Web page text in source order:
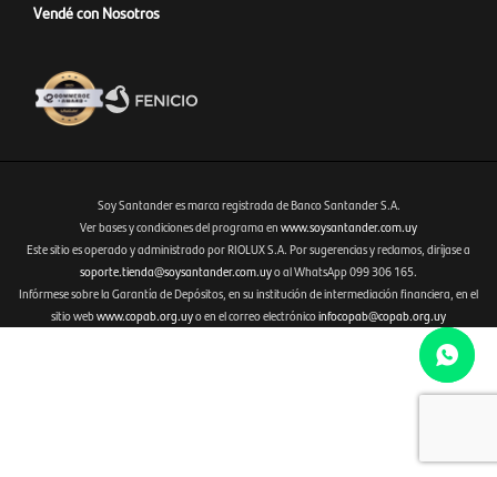
Vendé con Nosotros
Fenicio eCommerce Uruguay
Soy Santander es marca registrada de Banco Santander S.A.
Ver bases y condiciones del programa en www.soysantander.com.uy
Este sitio es operado y administrado por RIOLUX S.A. Por sugerencias y reclamos, diríjase a
soporte.tienda@soysantander.com.uyo al WhatsApp 099 306 165.
Infórmese sobre la Garantía de Depósitos, en su institución de intermediación financiera, en el
sitio webwww.copab.org.uyo en el correo electrónicoinfocopab@copab.org.uy